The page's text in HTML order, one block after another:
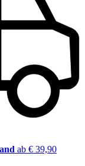
ab € 39,90